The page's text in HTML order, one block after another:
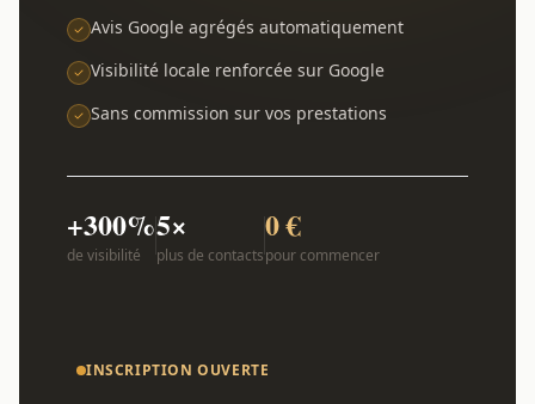
Avis Google agrégés automatiquement
Visibilité locale renforcée sur Google
Sans commission sur vos prestations
+300%
de visibilité
5×
plus de contacts
0 €
pour commencer
INSCRIPTION OUVERTE